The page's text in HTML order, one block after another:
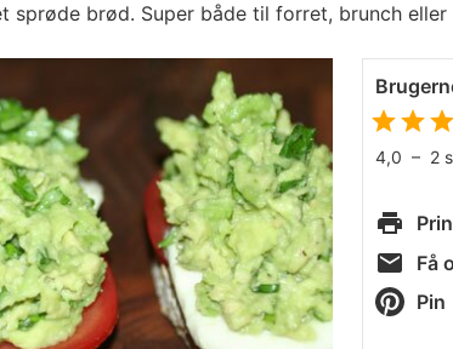
brød. Super både til forret, brunch eller
4,0 – 2
Få
Pin